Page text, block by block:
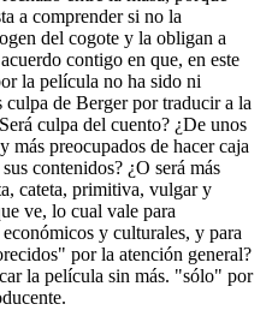
a comprender si no la
del cogote y la obligan a
contigo en que, en este
la película no ha sido ni
culpa de Berger por traducir a la
culpa del cuento? ¿De unos
más preocupados de hacer caja
contenidos? ¿O será más
cateta, primitiva, vulgar y
ve, lo cual vale para
y culturales, y para
por la atención general?
la película sin más. "sólo" por